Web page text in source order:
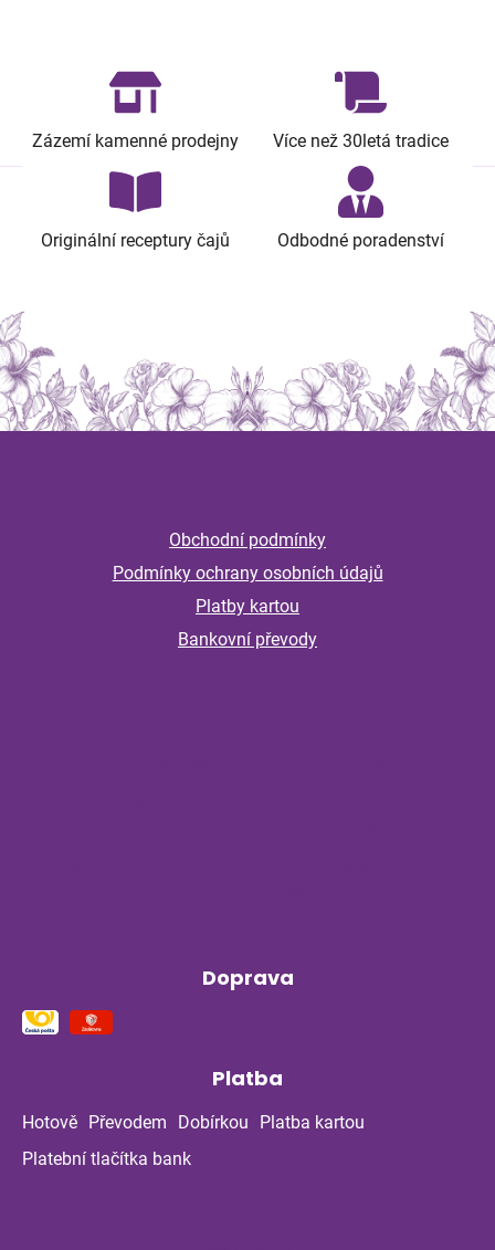
Zázemí kamenné prodejny Více než 30letá tradice
Originální receptury čajů Odbodné poradenství
Z
Obchodní podmínky
Podmínky ochrany osobních údajů
Platby kartou
Bankovní převody
Doprava
Platba
Hotově Převodem Dobírkou
Platba kartou
Platební tlačítka bank